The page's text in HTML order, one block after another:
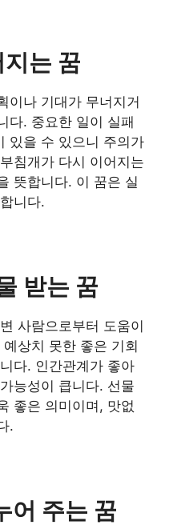
는 꿈
이나 기대가 무너지거
다. 중요한 일이 실패
있을 수 있으니 주의가
침개가 다시 이어지는
뜻합니다. 이 꿈은 실
니다.
받는 꿈
사람으로부터 도움이
상치 못한 좋은 기회
다. 인간관계가 좋아
능성이 큽니다. 선물
좋은 의미이며, 맛없
.
어 주는 꿈